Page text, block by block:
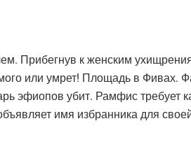
Прибегнув к женским
или умрет! Площадь в Фивах.
эфиопов убит. Рамфис требует
имя избранника для